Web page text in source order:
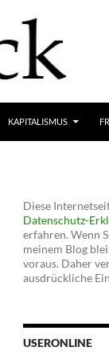
KAPITALISMUS
Diese
Datenschutz-
erfahren. Wenn
meinem Blog
voraus. Daher
ausdrückliche
USERONLINE